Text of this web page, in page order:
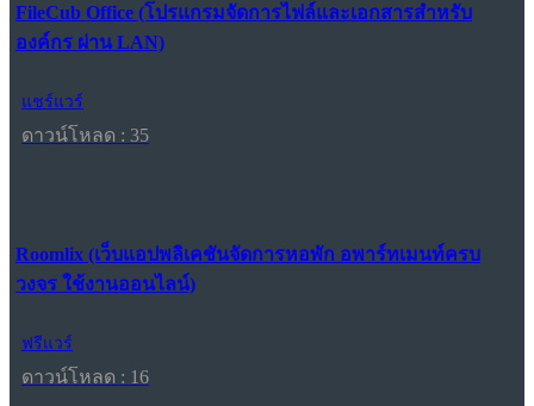
FileCub Office (โปรแกรมจัดการไฟล์และเอกสารสำหรับ
องค์กร ผ่าน LAN)
แชร์แวร์
ดาวน์โหลด : 35
Roomlix (เว็บแอปพลิเคชันจัดการหอพัก อพาร์ทเมนท์ครบ
วงจร ใช้งานออนไลน์)
ฟรีแวร์
ดาวน์โหลด : 16